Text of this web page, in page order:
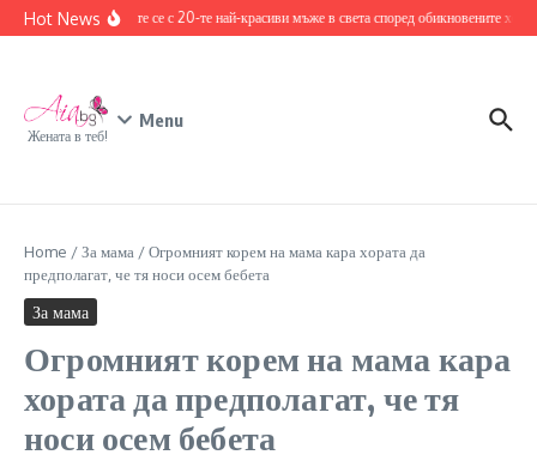
Skip to content
Hot NewsЗапознайте се с 20-те най-красиви мъже в света според обикновените хора
Жената в теб!
Menu
Home /За мама /Огромният корем на мама кара хората да
предполагат, че тя носи осем бебета
За мама
Огромният корем на мама кара
хората да предполагат, че тя
носи осем бебета